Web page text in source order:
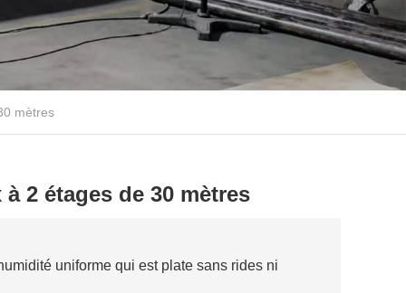
mètres
2 étages de 30 mètres
uniforme qui est plate sans rides ni